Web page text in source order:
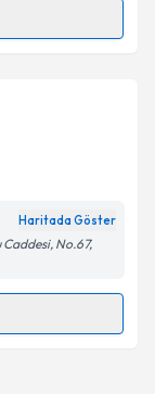
almanız
belirtilen
Haritada Göster
No.67,